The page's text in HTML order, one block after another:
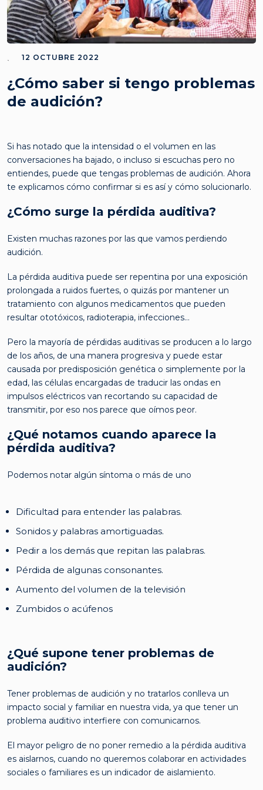
12 OCTUBRE 2022
¿Cómo saber si tengo problemas
de audición?
Si has notado que la intensidad o el volumen en las
conversaciones ha bajado, o incluso si escuchas pero no
entiendes, puede que tengas problemas de audición. Ahora
te explicamos cómo confirmar si es así y cómo solucionarlo.
¿Cómo surge la pérdida auditiva?
Existen muchas razones por las que vamos perdiendo
audición.
La pérdida auditiva puede ser repentina por una exposición
prolongada a ruidos fuertes, o quizás por mantener un
tratamiento con algunos medicamentos que pueden
resultar ototóxicos, radioterapia, infecciones…
Pero la mayoría de pérdidas auditivas se producen a lo largo
de los años, de una manera progresiva y puede estar
causada por predisposición genética o simplemente por la
edad, las células encargadas de traducir las ondas en
impulsos eléctricos van recortando su capacidad de
transmitir, por eso nos parece que oímos peor.
¿Qué notamos cuando aparece la
pérdida auditiva?
Podemos notar algún síntoma o más de uno
Dificultad para entender las palabras.
Sonidos y palabras amortiguadas.
Pedir a los demás que repitan las palabras.
Pérdida de algunas consonantes.
Aumento del volumen de la televisión
Zumbidos o acúfenos
¿Qué supone tener problemas de
audición?
Tener problemas de audición y no tratarlos conlleva un
impacto social y familiar en nuestra vida, ya que tener un
problema auditivo interfiere con comunicarnos.
El mayor peligro de no poner remedio a la pérdida auditiva
es aislarnos, cuando no queremos colaborar en actividades
sociales o familiares es un indicador de aislamiento.